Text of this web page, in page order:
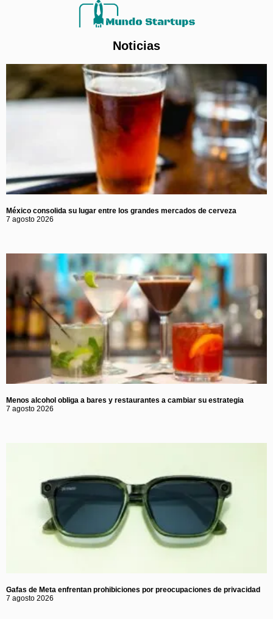
Noticias
México consolida su lugar entre los grandes mercados de cerveza
7 agosto 2026
Menos alcohol obliga a bares y restaurantes a cambiar su estrategia
7 agosto 2026
Gafas de Meta enfrentan prohibiciones por preocupaciones de privacidad
7 agosto 2026